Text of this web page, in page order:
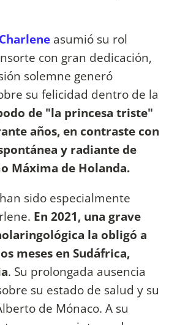
Charlene asumió su rol
con gran dedicación,
solemne generó
su felicidad dentro de la
de "la princesa triste"
años, en contraste con
y radiante de
Máxima de Holanda.
sido especialmente
En 2021, una grave
la obligó a
meses en Sudáfrica,
. Su prolongada ausencia
su estado de salud y su
de Mónaco. A su